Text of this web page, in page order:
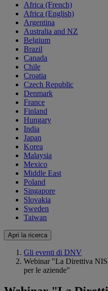
Africa (French)
Africa (English)
Argentina
Australia and NZ
Belgium
Brazil
Canada
Chile
Croatia
Czech Republic
Denmark
France
Finland
Hungary
India
Japan
Korea
Malaysia
Mexico
Middle East
Poland
Singapore
Slovakia
Sweden
Taiwan
Apri la ricerca
Gli eventi di DNV
Webinar "La Direttiva
per le aziende"